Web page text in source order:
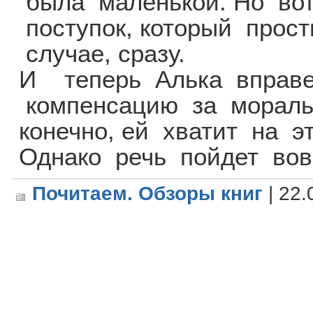
поступок, который
случае, сразу.
И теперь Алька вправе
компенсацию за
конечно, ей хватит на
Однако речь пойдет
Почитаем. Обзоры книг |